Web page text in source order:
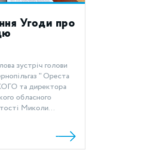
Угоди про
зустріч голови
" Ореста
та директора
обласного
Миколи...